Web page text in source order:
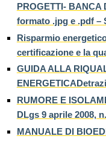
PROGETTI- BANCA
formato .jpg e .pdf –
Risparmio
certificazione e la
GUIDA ALLA
RUMORE E
DLgs 9 aprile 2008,
MANUALE DI